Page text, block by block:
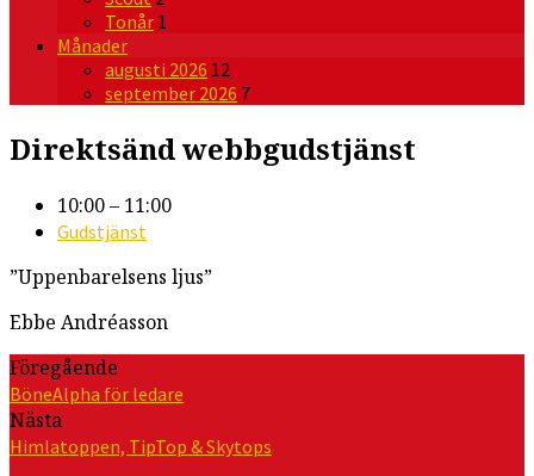
Tonår 1
Månader
augusti 2026 12
september 2026 7
Direktsänd webbgudstjänst
10:00 – 11:00
Gudstjänst
”Uppenbarelsens ljus”
Ebbe Andréasson
Föregående
BöneAlpha för ledare
Nästa
Himlatoppen, TipTop & Skytops